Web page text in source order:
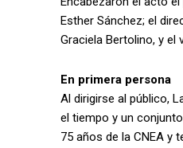
Esther Sánchez; el
Graciela Bertolino, y el
En primera persona
Al dirigirse al público,
el tiempo y un
75 años de la CNEA y